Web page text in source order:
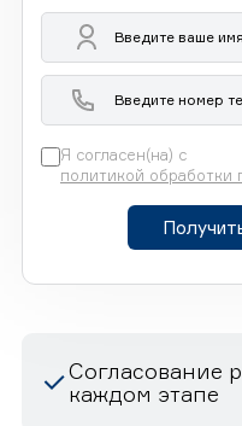
Я согласен(на) с
политикой обработки
Согласование
каждом этапе